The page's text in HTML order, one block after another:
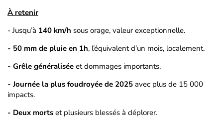
À retenir
- Jusqu’à 140 km/h sous orage, valeur exceptionnelle.
- 50 mm de pluie en 1h, l’équivalent d’un mois, localement.
- Grêle généralisée et dommages importants.
- Journée la plus foudroyée de 2025 avec plus de 15 000
impacts.
- Deux morts et plusieurs blessés à déplorer.